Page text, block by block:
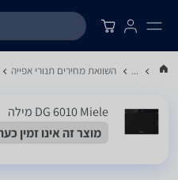
... השוואת מחירים תנורי אפייה
DG 6010 Miele מילה
מוצר זה אינו זמין